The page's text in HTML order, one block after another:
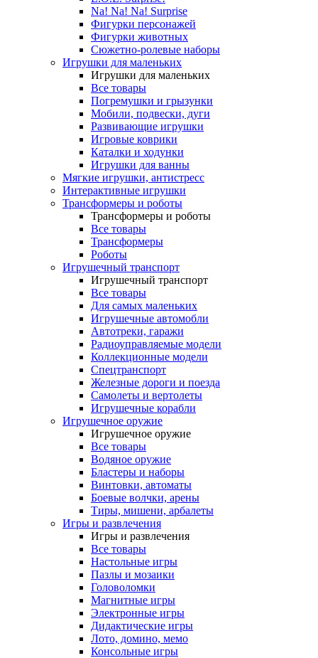
Na! Na! Na! Surprise
Фигурки персонажей
Фигурки животных
Сюжетно-ролевые наборы
Игрушки для маленьких
Игрушки для маленьких
Все товары
Погремушки и грызунки
Мобили, подвески, дуги
Развивающие игрушки
Игровые коврики
Каталки и ходунки
Игрушки для ванны
Мягкие игрушки, антистресс
Интерактивные игрушки
Трансформеры и роботы
Трансформеры и роботы
Все товары
Трансформеры
Роботы
Игрушечный транспорт
Игрушечный транспорт
Все товары
Для самых маленьких
Игрушечные автомобли
Автотреки, гаражи
Радиоуправляемые модели
Коллекционные модели
Спецтранспорт
Железные дороги и поезда
Самолеты и вертолеты
Игрушечные корабли
Игрушечное оружие
Игрушечное оружие
Все товары
Водяное оружие
Бластеры и наборы
Винтовки, автоматы
Боевые волчки, арены
Тиры, мишени, арбалеты
Игры и развлечения
Игры и развлечения
Все товары
Настольные игры
Пазлы и мозаики
Головоломки
Магнитные игры
Электронные игры
Дидактические игры
Лото, домино, мемо
Консольные игры